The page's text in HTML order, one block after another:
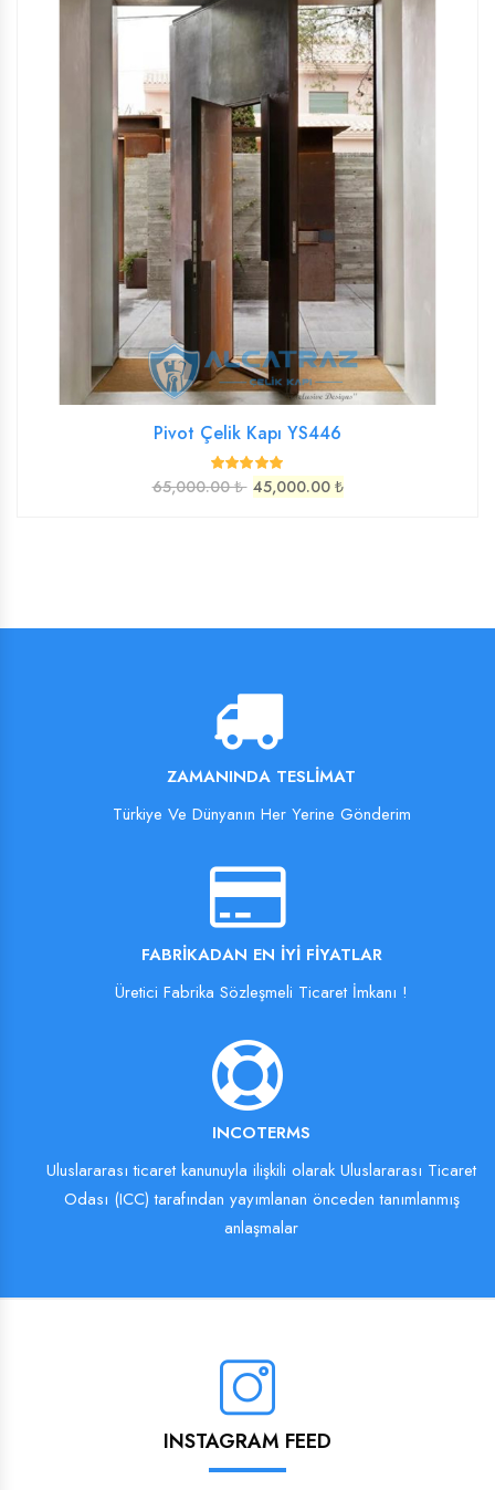
Pivot Çelik Kapı YS446
65,000.00 ₺ 45,000.00 ₺
ZAMANINDA TESLIMAT
Türkiye Ve Dünyanın Her Yerine Gönderim
FABRIKADAN EN İYI FIYATLAR
Üretici Fabrika Sözleşmeli Ticaret İmkanı !
INCOTERMS
Uluslararası ticaret kanunuyla ilişkili olarak Uluslararası Ticaret
Odası (ICC) tarafından yayımlanan önceden tanımlanmış
anlaşmalar
INSTAGRAM FEED